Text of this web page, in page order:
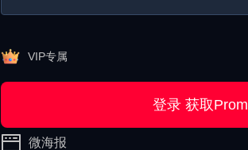
VIP专属
登录 获取
微海报